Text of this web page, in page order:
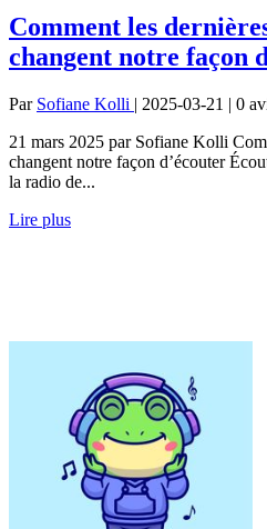
Comment les
changent notre façon
Par Sofiane Kolli | 2025-03-21 | 0
21 mars 2025 par Sofiane Kolli
changent notre façon d’écouter
la radio de...
Lire plus